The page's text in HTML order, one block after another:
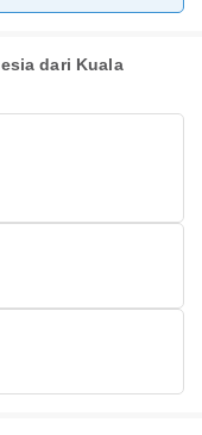
dari Kuala